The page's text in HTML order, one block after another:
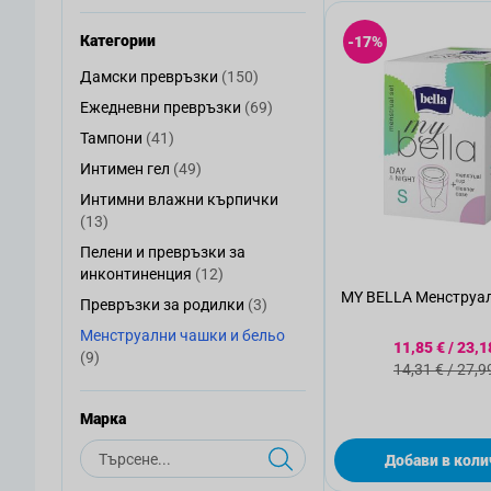
Категории
Дамски превръзки
Дамски превръзки (150)
Ежедневни превръзки
Ежедневни превръзки (69)
Тампони
Тампони (41)
Интимен гел
Интимен гел (49)
Интимни влажни кърпички
Интимни влажни кърпички
(13)
Пелени и превръзки за инконтиненция
Пелени и превръзки за
инконтиненция (12)
Превръзки за родилки
Превръзки за родилки (3)
Менструални чашки и бельо
Менструални чашки и бельо
(9)
Mарка
Търсене
-17%
MY BELLA
Специална
11,85 €/
14,31 €/
Добави в